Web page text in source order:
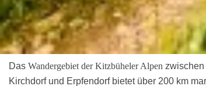
Das Wandergebiet der Kitzbüheler Alpen zwischen
Kirchdorf und Erpfendorf bietet über 200 km